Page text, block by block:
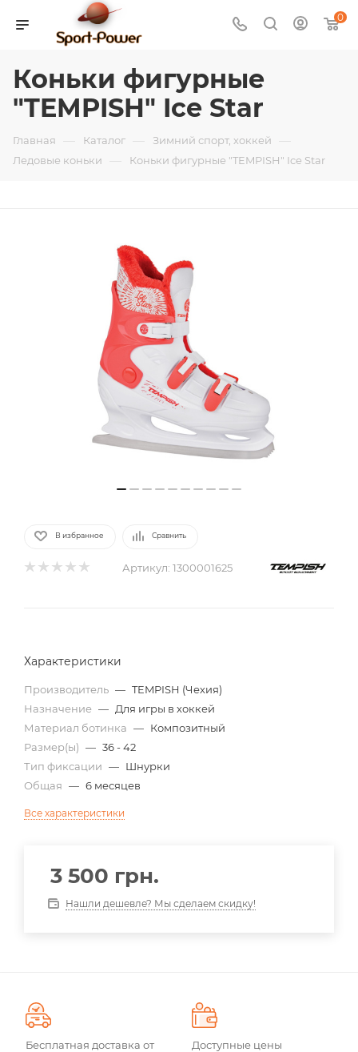
0
Коньки фигурные
"TEMPISH" Ice Star
Главная — Каталог — Зимний спорт, хоккей —
Ледовые коньки — Коньки фигурные "TEMPISH" Ice Star
В избранное Сравнить
Артикул: 1300001625
Характеристики
Производитель — TEMPISH (Чехия)
Назначение — Для игры в хоккей
Материал ботинка — Композитный
Размер(ы) — 36 - 42
Тип фиксации — Шнурки
Общая — 6 месяцев
Все характеристики
3 500 грн.
Нашли дешевле? Мы сделаем скидку!
Бесплатная доставка от
Доступные цены